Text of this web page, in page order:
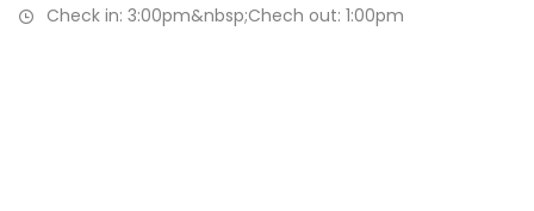
Check in: 3:00pm&nbsp;Chech out: 1:00pm